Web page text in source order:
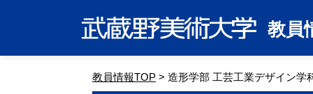
教員
教員情報TOP > 造形学部 工芸工業デザイン学